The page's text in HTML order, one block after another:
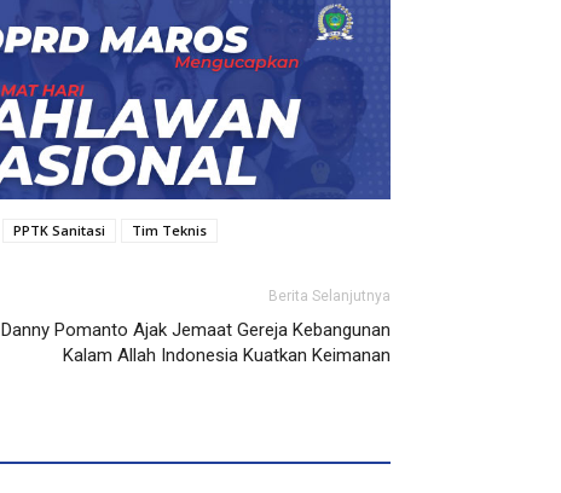
PPTK Sanitasi Tim Teknis
Berita Selanjutnya
Danny Pomanto Ajak Jemaat Gereja Kebangunan
Kalam Allah Indonesia Kuatkan Keimanan